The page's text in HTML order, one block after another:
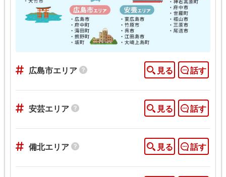
広島市エリア 見る 話す
安芸エリア 見る 話す
備北エリア 見る 話す